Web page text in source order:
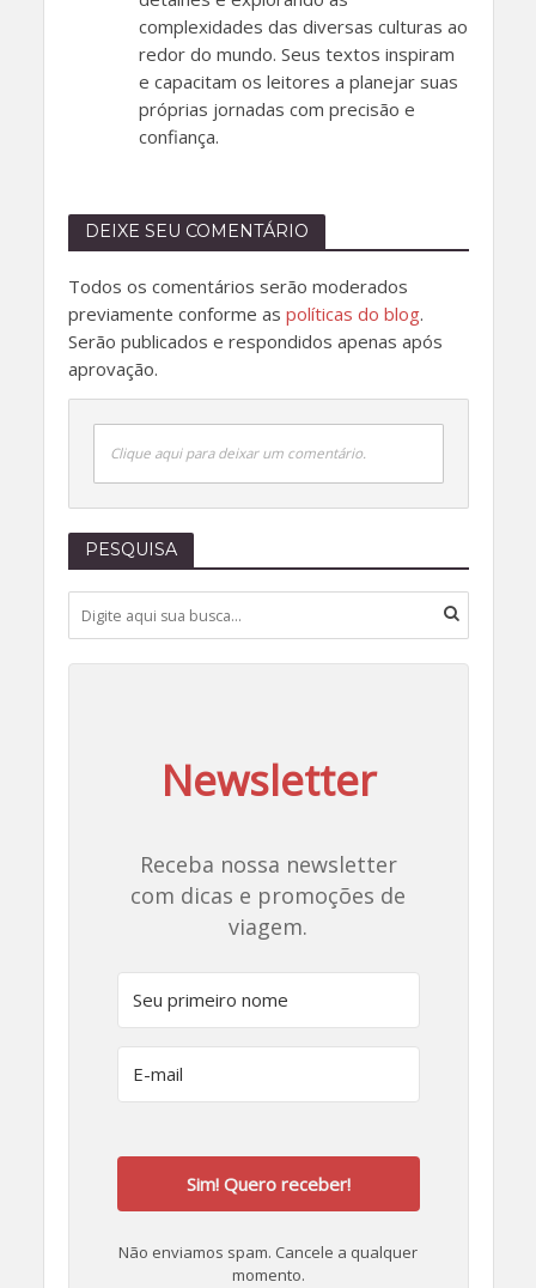
complexidades das diversas culturas ao
redor do mundo. Seus textos inspiram
e capacitam os leitores a planejar suas
próprias jornadas com precisão e
confiança.
DEIXE SEU COMENTÁRIO
Todos os comentários serão moderados
previamente conforme as políticas do blog.
Serão publicados e respondidos apenas após
aprovação.
Clique aqui para deixar um comentário.
PESQUISA
Newsletter
Receba nossa newsletter
com dicas e promoções de
viagem.
Sim! Quero receber!
Não enviamos spam. Cancele a qualquer
momento.